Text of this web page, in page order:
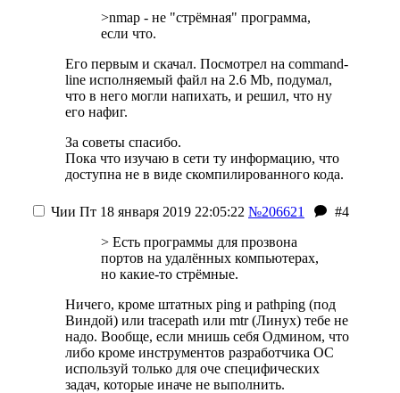
>nmap - не "стрёмная" программа,
если что.
Его первым и скачал. Посмотрел на command-
line исполняемый файл на 2.6 Mb, подумал,
что в него могли напихать, и решил, что ну
его нафиг.
За советы спасибо.
Пока что изучаю в сети ту информацию, что
доступна не в виде скомпилированного кода.
Чии Пт 18 января 2019 22:05:22 №206621
#4
> Есть программы для прозвона
портов на удалённых компьютерах,
но какие-то стрёмные.
Ничего, кроме штатных ping и pathping (под
Виндой) или tracepath или mtr (Линух) тебе не
надо. Вообще, если мнишь себя Одмином, что
либо кроме инструментов разработчика ОС
используй только для оче специфических
задач, которые иначе не выполнить.